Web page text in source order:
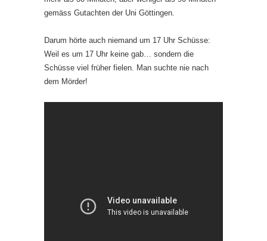
gemäss Gutachten der Uni Göttingen.
Darum hörte auch niemand um 17 Uhr Schüsse:
Weil es um 17 Uhr keine gab… sondern die
Schüsse viel früher fielen. Man suchte nie nach
dem Mörder!